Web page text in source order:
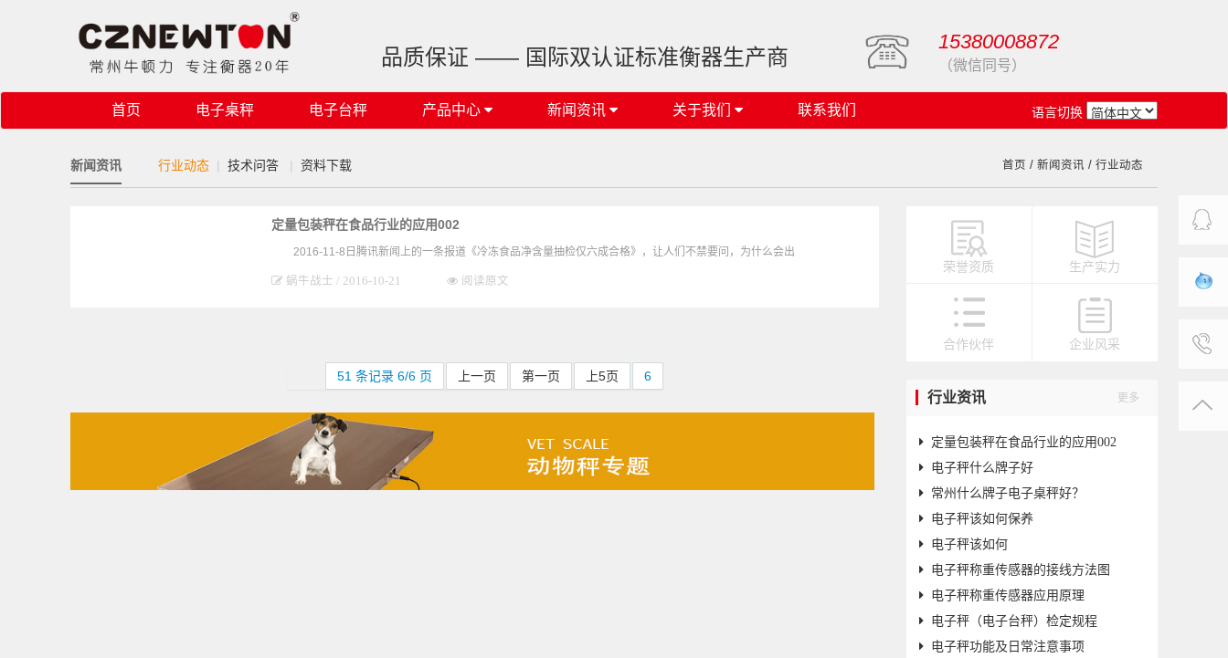
品质保证 —— 国际双认证标准衡器生产商
15380008872
（微信同号）
首页 电子桌秤 电子台秤 产品中心 新闻资讯 关于我们 联系我们 语言切换
新闻资讯 行业动态 | 技术问答 | 资料下载 首页 / 新闻资讯 / 行业动态
定量包装秤在食品行业的应用002
2016-11-8日腾讯新闻上的一条报道《冷冻食品净含量抽检仅六成合格》，让人们不禁要问，为什么会出
蜗牛战士 / 2016-10-21 阅读原文
51 条记录 6/6 页 上一页 第一页 上5页 6
荣誉资质 生产实力
合作伙伴 企业风采
行业资讯 更多
定量包装秤在食品行业的应用002
电子秤什么牌子好
常州什么牌子电子桌秤好？
电子秤该如何保养
电子秤该如何
电子秤称重传感器的接线方法图
电子秤称重传感器应用原理
电子秤（电子台秤）检定规程
电子秤功能及日常注意事项